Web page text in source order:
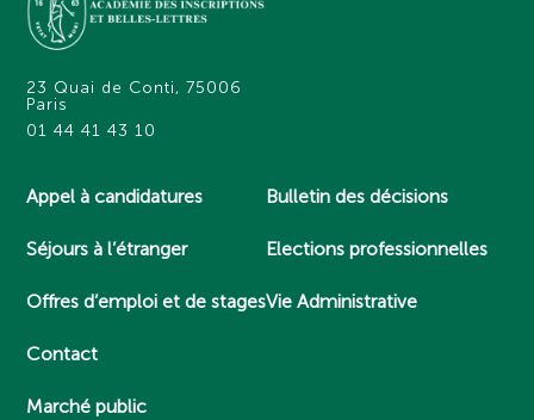
23 Quai de Conti, 75006
Paris
01 44 41 43 10
Appel à candidatures
Séjours à l’étranger
Offres d’emploi et de stages
Contact
Marché public
Bulletin des décisions
Elections professionnelles
Vie Administrative